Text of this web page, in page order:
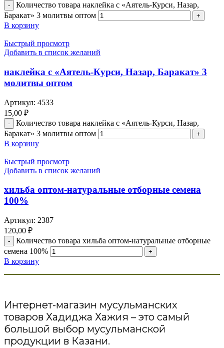
Количество товара наклейка с «Аятель-Курси, Назар,
Баракат» 3 молитвы оптом
В корзину
Быстрый просмотр
Добавить в список желаний
наклейка с «Аятель-Курси, Назар, Баракат» 3
молитвы оптом
Артикул: 4533
15,00 ₽
Количество товара наклейка с «Аятель-Курси, Назар,
Баракат» 3 молитвы оптом
В корзину
Быстрый просмотр
Добавить в список желаний
хильба оптом-натуральные отборные семена
100%
Артикул: 2387
120,00 ₽
Количество товара хильба оптом-натуральные отборные
семена 100%
В корзину
Интернет-магазин мусульманских
товаров Хадиджа Хажия – это самый
большой выбор мусульманской
продукции в Казани.